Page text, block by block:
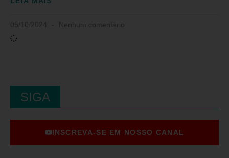
SIGA
INSCREVA-SE EM NOSSO CANAL